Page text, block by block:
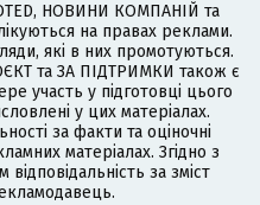
НОВИНИ КОМПАНІЙ та
на правах реклами.
які в них промотуються.
та ЗА ПІДТРИМКИ також є
участь у підготовці цього
у цих матеріалах.
за факти та оціночні
матеріалах. Згідно з
за зміст